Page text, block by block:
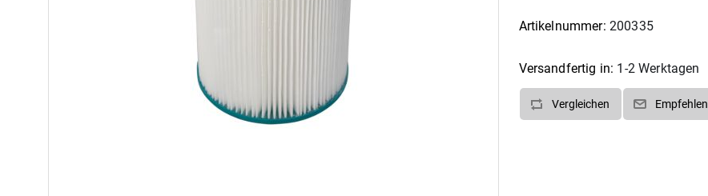
Artikelnummer: 200335
Versandfertig in: 1-2 Werktagen
Vergleichen Empfehlen